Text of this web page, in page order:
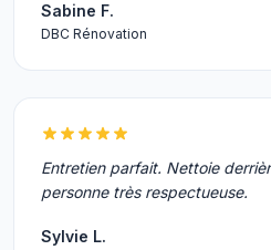
Sabine F.
DBC Rénovation
Entretien parfait. Nettoie
personne très respectueuse.
Sylvie L.